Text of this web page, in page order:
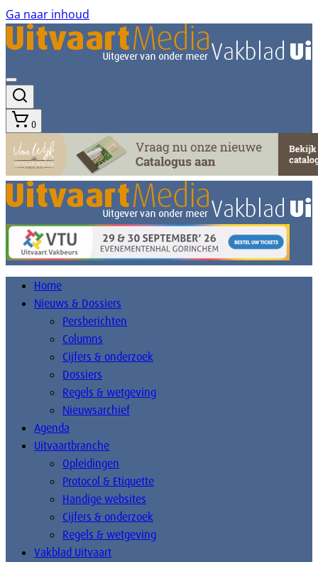
Ga naar inhoud
0
Home
Nieuws & Dossiers
Persberichten
Columns
Cijfers & onderzoek
Dossiers
Regels & wetgeving
Nieuwsarchief
Agenda
Uitvaartbranche
Opleidingen
Protocol & Etiquette
Handige websites
Cijfers & onderzoek
Regels & wetgeving
Vakblad Uitvaart